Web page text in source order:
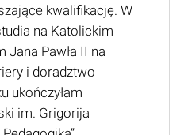
kwalifikację. W
na Katolickim
Jana Pawła II na
i doradztwo
ukończyłam
im. Grigorija